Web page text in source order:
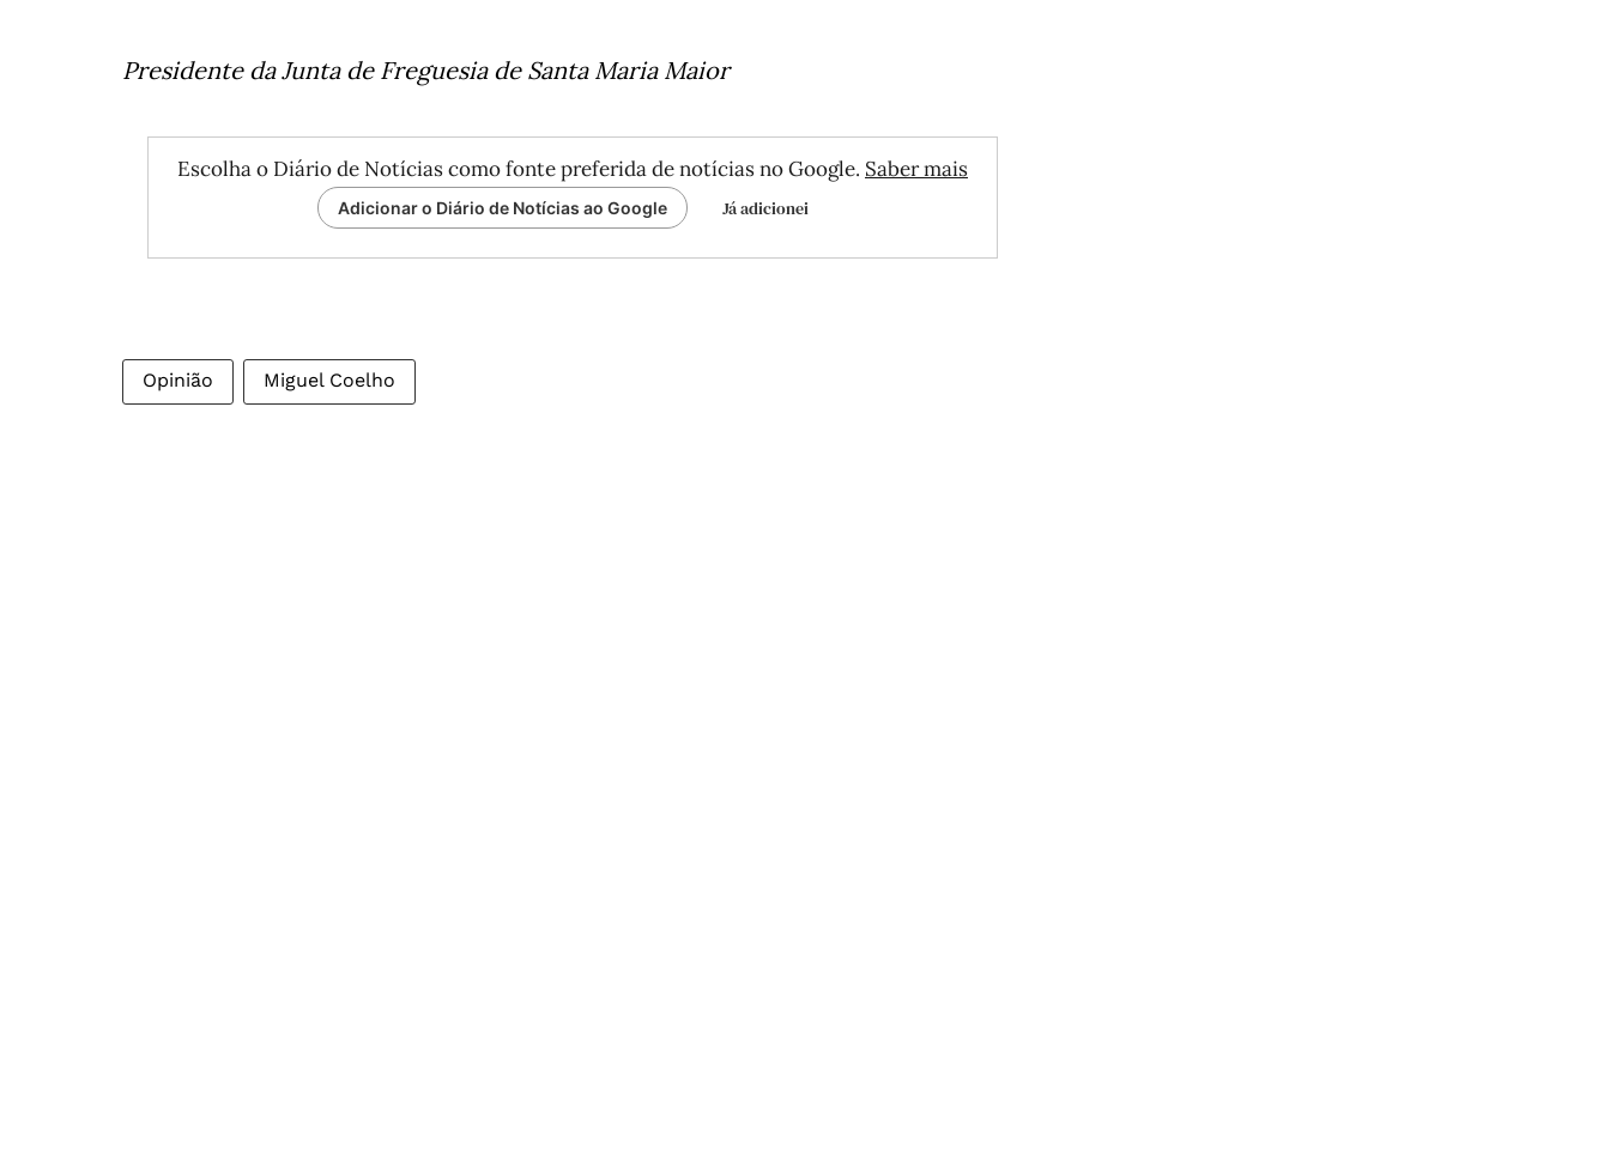
Presidente da Junta de Freguesia de Santa Maria Maior
Escolha o Diário de Notícias como fonte preferida de notícias no Google. Saber mais
Adicionar o Diário de Notícias ao Google Já adicionei
Opinião Miguel Coelho